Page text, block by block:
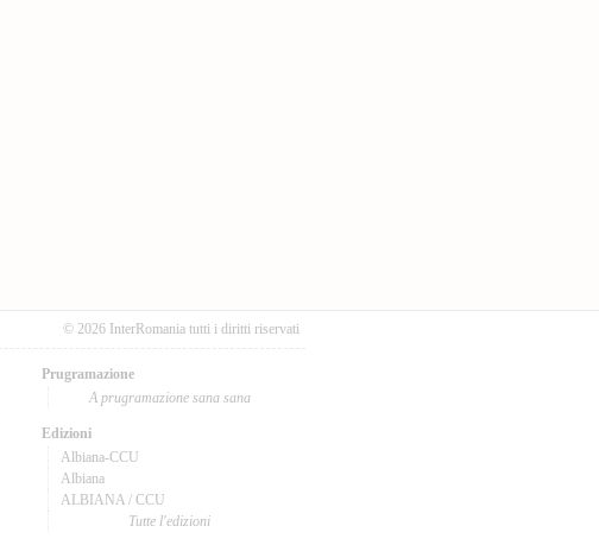
© 2026 InterRomania tutti i diritti riservati
Prugramazione
A prugramazione sana sana
Edizioni
Albiana-CCU
Albiana
ALBIANA / CCU
Tutte l'edizioni